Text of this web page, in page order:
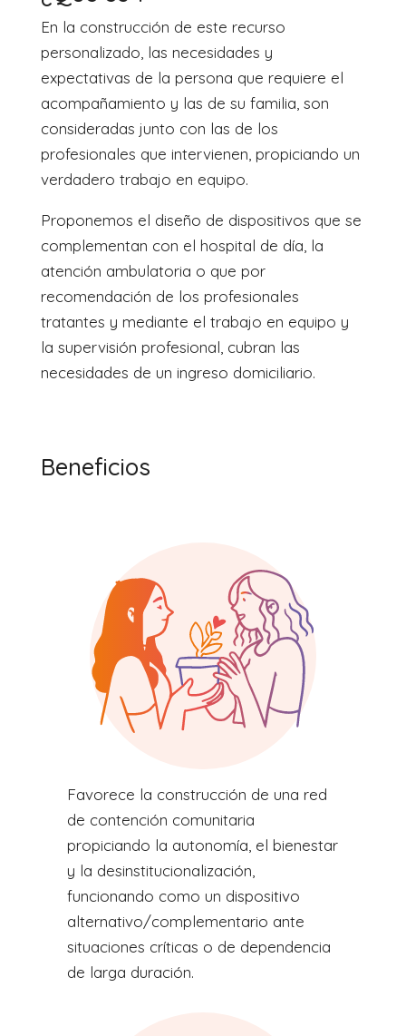
En la construcción de este recurso
personalizado, las necesidades y
expectativas de la persona que requiere el
acompañamiento y las de su familia, son
consideradas junto con las de los
profesionales que intervienen, propiciando un
verdadero trabajo en equipo.
Proponemos el diseño de dispositivos que se
complementan con el hospital de día, la
atención ambulatoria o que por
recomendación de los profesionales
tratantes y mediante el trabajo en equipo y
la supervisión profesional, cubran las
necesidades de un ingreso domiciliario.
Beneficios
Favorece la construcción de una red
de contención comunitaria
propiciando la autonomía, el bienestar
y la desinstitucionalización,
funcionando como un dispositivo
alternativo/complementario ante
situaciones críticas o de dependencia
de larga duración.